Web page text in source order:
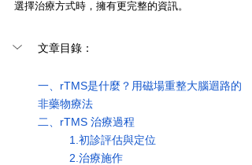
選擇治療方式時，擁有更完整的資訊。
文章目錄：
一、 rTMS是什麼？用磁場重整大腦迴路的
非藥物療法
二、rTMS 治療過程
	1.初診評估與定位
	2.治療施作